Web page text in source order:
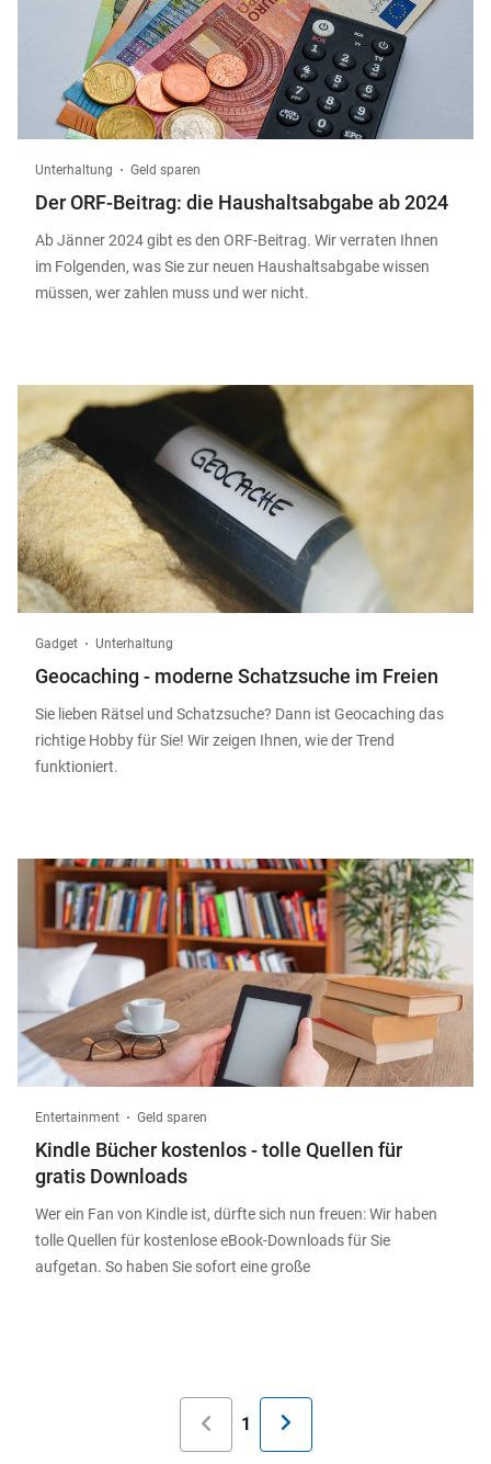
Unterhaltung Geld sparen
Der ORF-Beitrag: die Haushaltsabgabe ab 2024
Ab Jänner 2024 gibt es den ORF-Beitrag. Wir verraten Ihnen
im Folgenden, was Sie zur neuen Haushaltsabgabe wissen
müssen, wer zahlen muss und wer nicht.
Gadget Unterhaltung
Geocaching - moderne Schatzsuche im Freien
Sie lieben Rätsel und Schatzsuche? Dann ist Geocaching das
richtige Hobby für Sie! Wir zeigen Ihnen, wie der Trend
funktioniert.
Entertainment Geld sparen
Kindle Bücher kostenlos - tolle Quellen für
gratis Downloads
Wer ein Fan von Kindle ist, dürfte sich nun freuen: Wir haben
tolle Quellen für kostenlose eBook-Downloads für Sie
aufgetan. So haben Sie sofort eine große
Aktuelle
1